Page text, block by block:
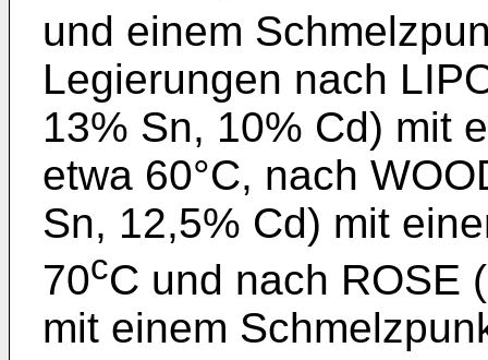
und einem
Legierungen nach
13% Sn, 10% Cd) mit
etwa 60°C, nach
Sn, 12,5% Cd) mit
70cC und nach ROSE
mit einem